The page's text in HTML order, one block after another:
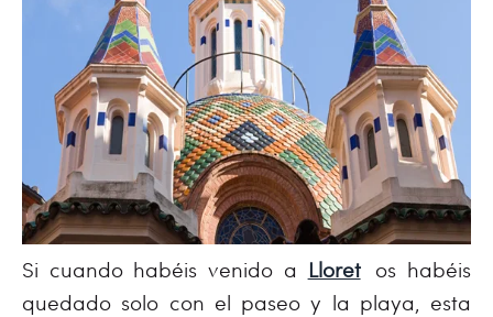
Si cuando habéis venido a Lloret os habéis
quedado solo con el paseo y la playa, esta